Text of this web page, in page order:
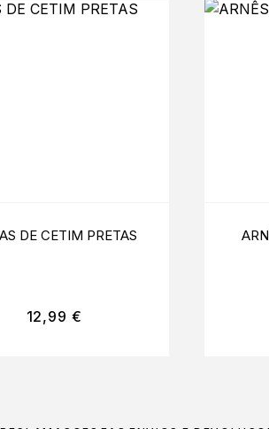
DE CETIM PRETAS
12,99 €